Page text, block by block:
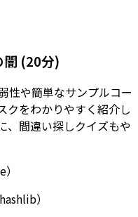
(20分)
性や簡単なサンプルコー
クをわかりやすく紹介し
、間違い探しクイズもや
）